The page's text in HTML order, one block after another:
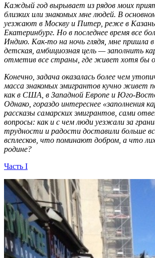
Каждый год вырывает из рядов моих
близких или знакомых мне людей. В
уезжают в Москву и Питер, реже в
Екатеринбург. Но в последнее время все
Индию. Как-то на ночь глядя, мне пришла в
детская, амбициозная цель — заполнить
отметив все страны, где живет хотя бы
Конечно, задача оказалась более чем
масса знакомых эмигрантов кучно живет
как в США, в Западной Европе и Юго-
Однако, гораздо интереснее «заполнения
рассказы самарских эмигрантов, сами
вопросы: как и с чем люди уезжали за
трудности и радости доставили больше
всплесков, что поминают добром, а что
родине?
Часть I